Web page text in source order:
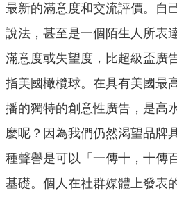
最新的滿意度和交流評價。自
說法，甚至是一個陌生人所表
滿意度或失望度，比超級盃廣
指美國橄欖球。在具有美國最
播的獨特的創意性廣告，是高
麼呢？因為我們仍然渴望品牌
種聲譽是可以「一傳十，十傳
基礎。個人在社群媒體上發表